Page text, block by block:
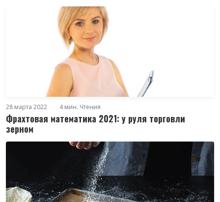
28 марта 2022 4 мин. Чтения
Фрахтовая математика 2021: у руля торговли
зерном